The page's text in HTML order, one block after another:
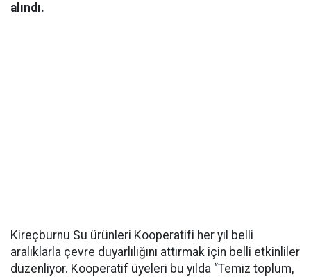
alındı.
Kireçburnu Su ürünleri Kooperatifi her yıl belli
aralıklarla çevre duyarlılığını attırmak için belli etkinliler
düzenliyor. Kooperatif üyeleri bu yılda “Temiz toplum,